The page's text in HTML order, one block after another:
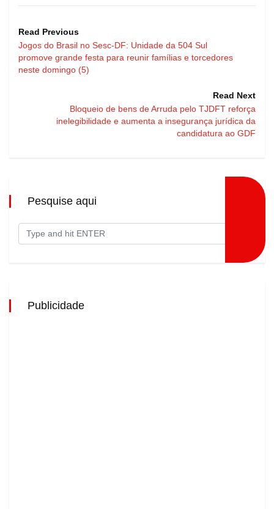
Read Previous
Jogos do Brasil no Sesc-DF: Unidade da 504 Sul
promove grande festa para reunir famílias e torcedores
neste domingo (5)
Read Next
Bloqueio de bens de Arruda pelo TJDFT reforça
inelegibilidade e aumenta a insegurança jurídica da
candidatura ao GDF
Pesquise aqui
Publicidade